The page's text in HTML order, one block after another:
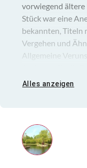
vorwiegend ältere
Stück war eine
bekannten, Titeln
Vergehen und
Allgemeine
brachten. Nicht
Bühnenbild und
Alles anzeigen